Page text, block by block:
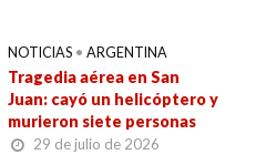
NOTICIAS • ARGENTINA
Tragedia aérea en San
Juan: cayó un helicóptero y
murieron siete personas
29 de julio de 2026